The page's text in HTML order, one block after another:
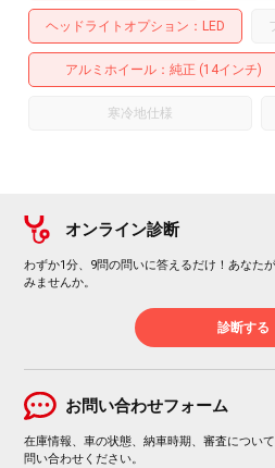
ヘッドライトオプション LED
アルミホイール：純正 (14インチ)
寒冷地仕様
オンライン診断
わずか1分、9問の問いに答えるだけ！あなた
みませんか。
診断する
お問い合わせフォーム
在庫情報、車の状態、納車時期、審査につい
問い合わせください。